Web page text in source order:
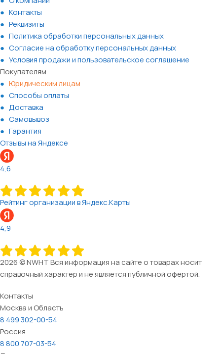
Контакты
Реквизиты
Политика обработки персональных данных
Согласие на обработку персональных данных
Условия продажи и пользовательское соглашение
Покупателям
Юридическим лицам
Способы оплаты
Доставка
Самовывоз
Гарантия
Отзывы на Яндексе
4,6
Рейтинг организации в Яндекс.Карты
4,9
2026 © NWHT Вся информация на сайте о товарах носит
справочный характер и не является публичной офертой.
Контакты
Москва и Область
8 499 302-00-54
Россия
8 800 707-03-54